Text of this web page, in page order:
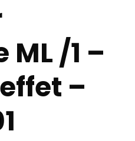
/1 –
–